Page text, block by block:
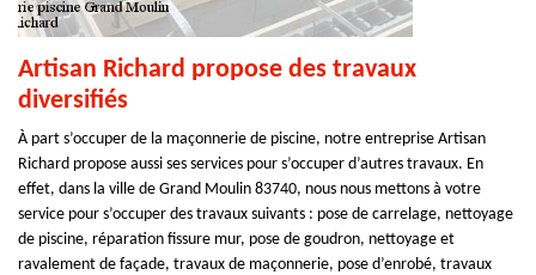
Artisan Richard propose des travaux
diversifiés
À part s’occuper de la maçonnerie de piscine, notre entreprise Artisan
Richard propose aussi ses services pour s’occuper d’autres travaux. En
effet, dans la ville de Grand Moulin 83740, nous nous mettons à votre
service pour s’occuper des travaux suivants : pose de carrelage, nettoyage
de piscine, réparation fissure mur, pose de goudron, nettoyage et
ravalement de façade, travaux de maçonnerie, pose d’enrobé, travaux